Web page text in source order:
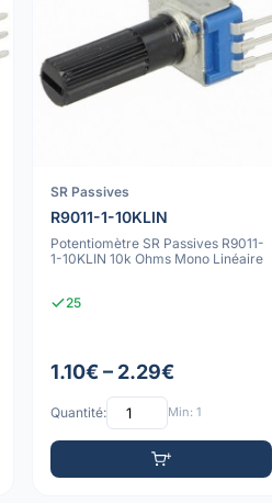
SR Passives
R9011-1-10KLIN
Potentiomètre SR Passives R9011-
1-10KLIN 10k Ohms Mono Linéaire
25
1.10€ – 2.29€
Quantité: Min: 1